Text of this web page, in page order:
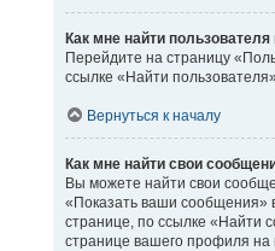
Как мне найти
Перейдите на страницу
ссылке «Найти
Вернуться к началу
Как мне найти свои
Вы можете найти свои
«Показать ваши сообщения»
странице, по ссылке «Найти
странице вашего профиля